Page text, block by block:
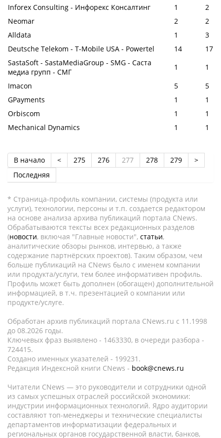
Inforex Consulting - Инфорекс Консалтинг
1
2
Neomar
2
2
Alldata
1
3
Deutsche Telekom - T-Mobile USA - Powertel
14
17
SastaSoft - SastaMediaGroup - SMG - Саста
медиа групп - СМГ
1
1
Imacon
5
5
GPayments
1
1
Orbiscom
1
1
Mechanical Dynamics
1 1
В начало < 275 276 277 278 279
>
Последняя
* Страница-профиль компании, системы (продукта или
услуги), технологии, персоны и т.п. создается редактором
на основе анализа архива публикаций портала CNews.
Обрабатываются тексты всех редакционных разделов
(новости, включая "Главные новости", статьи,
аналитические обзоры рынков, интервью, а также
содержание партнёрских проектов). Таким образом, чем
больше публикаций на CNews было с именем компании
или продукта/услуги, тем более информативен профиль.
Профиль может быть дополнен (обогащен) дополнительной
информацией, в т.ч. презентацией о компании или
продукте/услуге.
Обработан архив публикаций портала CNews.ru c 11.1998
до 08.2026 годы.
Ключевых фраз выявлено - 1463330, в очереди разбора -
724415.
Создано именных указателей - 199231.
Редакция Индексной книги CNews - book@cnews.ru
Читатели CNews — это руководители и сотрудники одной
из самых успешных отраслей российской экономики:
индустрии информационных технологий. Ядро аудитории
составляют топ-менеджеры и технические специалисты
департаментов информатизации федеральных и
региональных органов государственной власти, банков,